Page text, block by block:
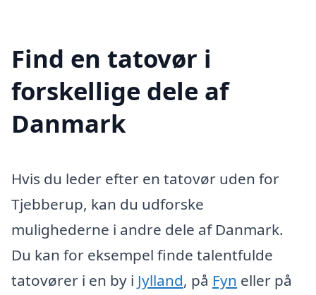
Find en tatovør i
forskellige dele af
Danmark
Hvis du leder efter en tatovør uden for
Tjebberup, kan du udforske
mulighederne i andre dele af Danmark.
Du kan for eksempel finde talentfulde
tatovører i en by i Jylland, på Fyn eller på